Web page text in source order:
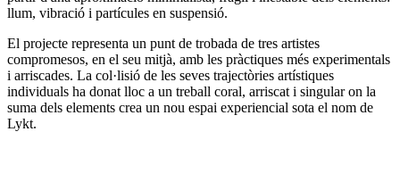
llum, vibració i partícules en suspensió.
El projecte representa un punt de trobada de tres artistes
compromesos, en el seu mitjà, amb les pràctiques més experimentals
i arriscades. La col·lisió de les seves trajectòries artístiques
individuals ha donat lloc a un treball coral, arriscat i singular on la
suma dels elements crea un nou espai experiencial sota el nom de
Lykt.